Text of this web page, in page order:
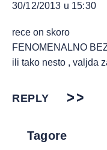
30/12/2013 u 15:30
rece on skoro
FENOMENALNO
ili tako nesto , valjda
REPLY
Tagore